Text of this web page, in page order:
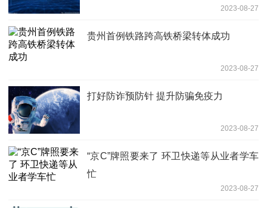
2023-08-27
贵州首例铁路跨高铁桥梁转体成功
2023-08-27
打好防诈预防针 提升防骗免疫力
2023-08-27
“京C”牌照要来了 环卫快递等从业者学车
忙
2023-08-27